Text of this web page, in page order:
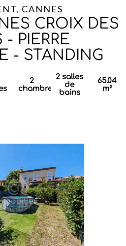
CANNES
CROIX DES
- PIERRE
- STANDING
2
chambres
2 salles
de
bains
65.04
m²